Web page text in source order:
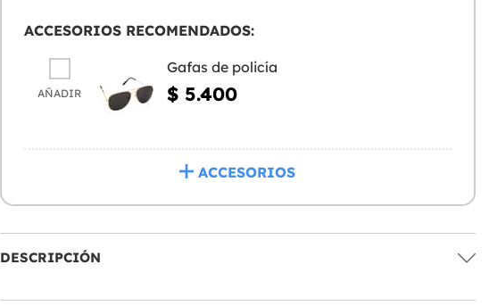
ACCESORIOS RECOMENDADOS:
AÑADIR
Gafas de policía
$ 5.400
ACCESORIOS
DESCRIPCIÓN